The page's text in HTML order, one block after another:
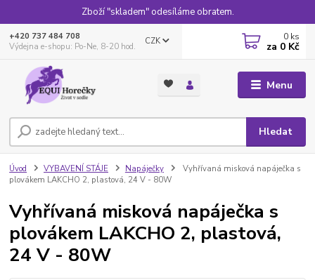
Zboží "skladem" odesíláme obratem.
Menu
CZK
Hledat
+420 737 484 708
Výdejna e-shopu: Po-Ne, 8-20 hod.
0 ks
za 0 Kč
Úvod VYBAVENÍ STÁJE Napáječky
Vyhřívaná misková napáječka s
plovákem LAKCHO 2, plastová, 24 V - 80W
Vyhřívaná misková napáječka s
plovákem LAKCHO 2, plastová,
24 V - 80W